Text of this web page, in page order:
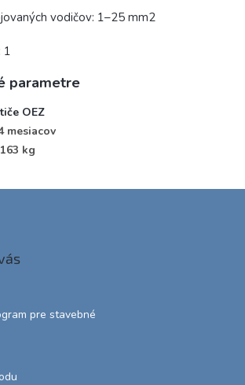
vodičov: 1–25 mm2
1
parametre
OEZ
mesiacov
kg
pre stavebné